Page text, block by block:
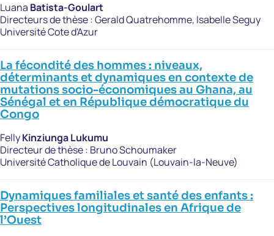
Luana Batista-Goulart
Directeurs de thèse :Gerald Quatrehomme, Isabelle Seguy
Université Cote d'Azur
La fécondité des hommes : niveaux,
déterminants et dynamiques en contexte de
mutations socio-économiques au Ghana, au
Sénégal et en République démocratique du
Congo
FellyKinziunga Lukumu
Directeur de thèse : Bruno Schoumaker
Université Catholique de Louvain (Louvain-la-Neuve)
Dynamiques familiales et santé des enfants :
Perspectives longitudinales en Afrique de
l’Ouest